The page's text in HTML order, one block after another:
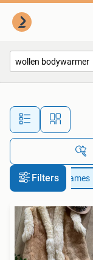
Filters
Kleding | Dames